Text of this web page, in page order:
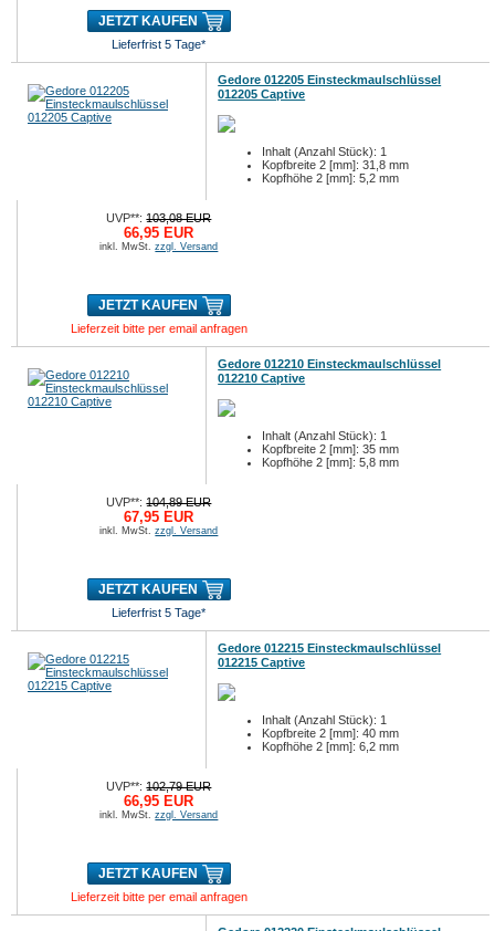
JETZT KAUFEN
Lieferfrist 5 Tage*
Gedore 012205 Einsteckmaulschlüssel
012205 Captive
Inhalt (Anzahl Stück): 1
Kopfbreite 2 [mm]: 31,8 mm
Kopfhöhe 2 [mm]: 5,2 mm
UVP**:103,08 EUR
66,95 EUR
inkl. MwSt.zzgl. Versand
JETZT KAUFEN
Lieferzeit bitte per email anfragen
Gedore 012210 Einsteckmaulschlüssel
012210 Captive
Inhalt (Anzahl Stück): 1
Kopfbreite 2 [mm]: 35 mm
Kopfhöhe 2 [mm]: 5,8 mm
UVP**:104,89 EUR
67,95 EUR
inkl. MwSt.zzgl. Versand
JETZT KAUFEN
Lieferfrist 5 Tage*
Gedore 012215 Einsteckmaulschlüssel
012215 Captive
Inhalt (Anzahl Stück): 1
Kopfbreite 2 [mm]: 40 mm
Kopfhöhe 2 [mm]: 6,2 mm
UVP**:102,79 EUR
66,95 EUR
inkl. MwSt.zzgl. Versand
JETZT KAUFEN
Lieferzeit bitte per email anfragen